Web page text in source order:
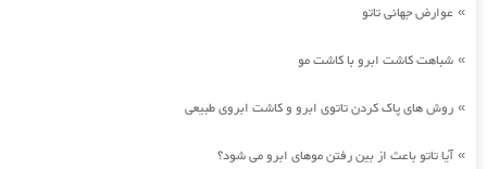
» عوارض جهانی تاتو
» شباهت کاشت ابرو با کاشت مو
» روش های پاک کردن تاتوی ابرو و کاشت ابروی طبیعی
»آیا تاتو باعث از بین رفتن موهای ابرو می شود؟